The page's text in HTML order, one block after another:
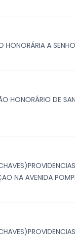
A
HONORÁRIO DE
NA AVENIDA